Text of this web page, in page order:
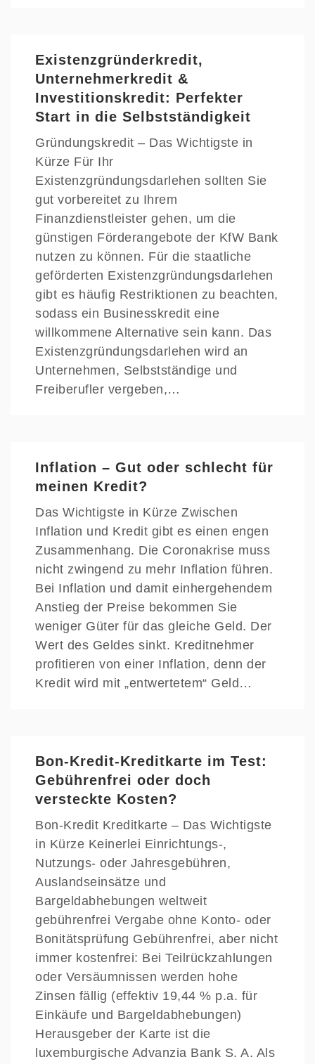
Existenzgründerkredit,
Unternehmerkredit &
Investitionskredit: Perfekter
Start in die Selbstständigkeit
Gründungskredit – Das Wichtigste in
Kürze Für Ihr
Existenzgründungsdarlehen sollten Sie
gut vorbereitet zu Ihrem
Finanzdienstleister gehen, um die
günstigen Förderangebote der KfW Bank
nutzen zu können. Für die staatliche
geförderten Existenzgründungsdarlehen
gibt es häufig Restriktionen zu beachten,
sodass ein Businesskredit eine
willkommene Alternative sein kann. Das
Existenzgründungsdarlehen wird an
Unternehmen, Selbstständige und
Freiberufler vergeben,…
Inflation – Gut oder schlecht für
meinen Kredit?
Das Wichtigste in Kürze Zwischen
Inflation und Kredit gibt es einen engen
Zusammenhang. Die Coronakrise muss
nicht zwingend zu mehr Inflation führen.
Bei Inflation und damit einhergehendem
Anstieg der Preise bekommen Sie
weniger Güter für das gleiche Geld. Der
Wert des Geldes sinkt. Kreditnehmer
profitieren von einer Inflation, denn der
Kredit wird mit „entwertetem“ Geld…
Bon-Kredit-Kreditkarte im Test:
Gebührenfrei oder doch
versteckte Kosten?
Bon-Kredit Kreditkarte – Das Wichtigste
in Kürze Keinerlei Einrichtungs-,
Nutzungs- oder Jahresgebühren,
Auslandseinsätze und
Bargeldabhebungen weltweit
gebührenfrei Vergabe ohne Konto- oder
Bonitätsprüfung Gebührenfrei, aber nicht
immer kostenfrei: Bei Teilrückzahlungen
oder Versäumnissen werden hohe
Zinsen fällig (effektiv 19,44 % p.a. für
Einkäufe und Bargeldabhebungen)
Herausgeber der Karte ist die
luxemburgische Advanzia Bank S. A. Als